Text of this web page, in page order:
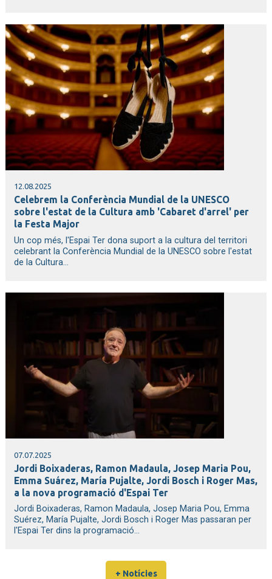
12.08.2025
Celebrem la Conferència Mundial de la UNESCO
sobre l'estat de la Cultura amb 'Cabaret d'arrel' per
la Festa Major
Un cop més, l'Espai Ter dona suport a la cultura del territori
celebrant la Conferència Mundial de la UNESCO sobre l'estat
de la Cultura...
07.07.2025
Jordi Boixaderas, Ramon Madaula, Josep Maria Pou,
Emma Suárez, María Pujalte, Jordi Bosch i Roger Mas,
a la nova programació d'Espai Ter
Jordi Boixaderas, Ramon Madaula, Josep Maria Pou, Emma
Suérez, María Pujalte, Jordi Bosch i Roger Mas passaran per
l'Espai Ter dins la programació...
+ Notícies